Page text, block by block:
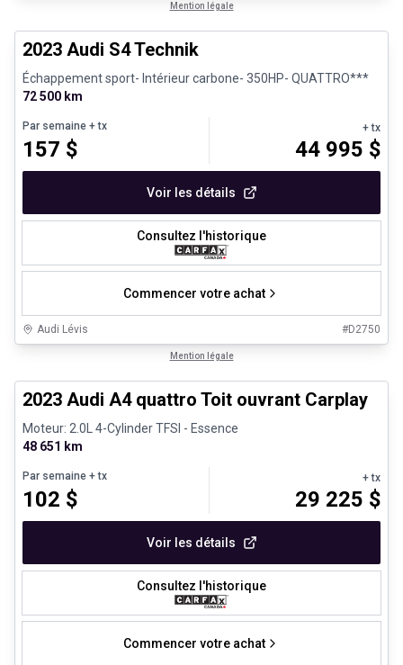
Mention légale
Véhicules d'occasion certifiés
2023 Audi S4 Technik
Échappement sport- Intérieur carbone- 350HP- QUATTRO***
72 500 km
Par semaine + tx
157 $
+ tx
44 995 $
Voir les détails
Consultez l'historique
Commencer votre achat
Audi Lévis #D2750
Mention légale
Véhicules d'occasion certifiés
2023 Audi A4 quattro Toit ouvrant Carplay
Moteur: 2.0L 4-Cylinder TFSI - Essence
48 651 km
Par semaine + tx
102 $
+ tx
29 225 $
Voir les détails
Consultez l'historique
Commencer votre achat